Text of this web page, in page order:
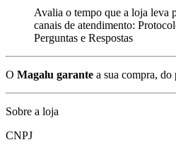
Avalia o tempo que a loja leva
canais de atendimento:
Perguntas e Respostas
O Magalu garante a sua compra, do
Sobre a loja
CNPJ